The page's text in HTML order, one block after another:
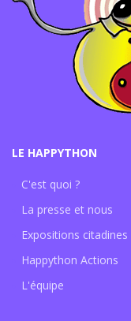
LE HAPPYTHON
C'est quoi ?
La presse et nous
Expositions citadines
Happython Actions
L'équipe